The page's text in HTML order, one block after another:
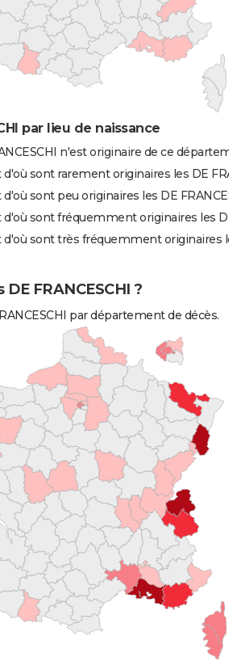
par lieu de naissance
n'est originaire de ce
sont rarement originaires les DE
sont peu originaires les DE
sont fréquemment originaires les DE
sont très fréquemment originaires
FRANCESCHI ?
par département de décès.